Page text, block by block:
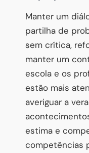
Manter um
partilha de
sem crítica,
manter um
escola e os
estão mais
averiguar a
estima e
competências